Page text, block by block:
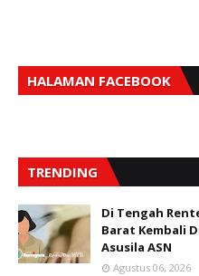
HALAMAN FACEBOOK
TRENDING
Di Tengah
Barat Kembali
Asusila ASN
Agustus 06, 2026